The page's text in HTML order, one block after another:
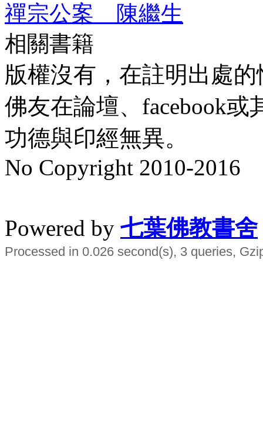
禪宗公案 陳繼生
相關書籍
版權沒有，在註明出處
佛友在論壇、facebook
功德與印經無異。
No Copyright 2010-2016
Powered by 七葉佛教書舍
Processed in 0.026 second(s), 3 queries,